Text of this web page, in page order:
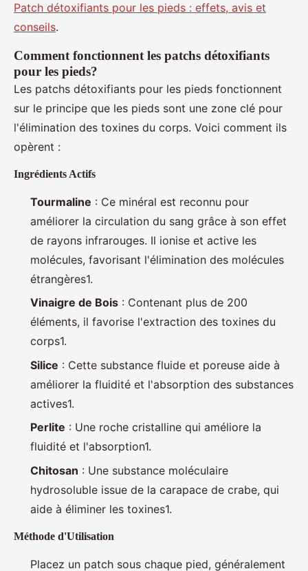
Patch détoxifiants pour les pieds : effets, avis et
conseils.
Comment fonctionnent les patchs détoxifiants
pour les pieds?
Les patchs détoxifiants pour les pieds fonctionnent
sur le principe que les pieds sont une zone clé pour
l'élimination des toxines du corps. Voici comment ils
opèrent :
Ingrédients Actifs
Tourmaline : Ce minéral est reconnu pour
améliorer la circulation du sang grâce à son effet
de rayons infrarouges. Il ionise et active les
molécules, favorisant l'élimination des molécules
étrangères1.
Vinaigre de Bois : Contenant plus de 200
éléments, il favorise l'extraction des toxines du
corps1.
Silice : Cette substance fluide et poreuse aide à
améliorer la fluidité et l'absorption des substances
actives1.
Perlite : Une roche cristalline qui améliore la
fluidité et l'absorption1.
Chitosan : Une substance moléculaire
hydrosoluble issue de la carapace de crabe, qui
aide à éliminer les toxines1.
Méthode d'Utilisation
Placez un patch sous chaque pied, généralement